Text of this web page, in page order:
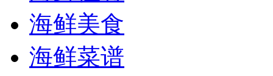
海鲜美食
海鲜菜谱